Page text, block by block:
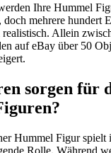
Ihre Hummel
mehrere hundert
realistisch. Allein
auf eBay über 50
sorgen für
Hummel Figur spielt
Rolle. Während